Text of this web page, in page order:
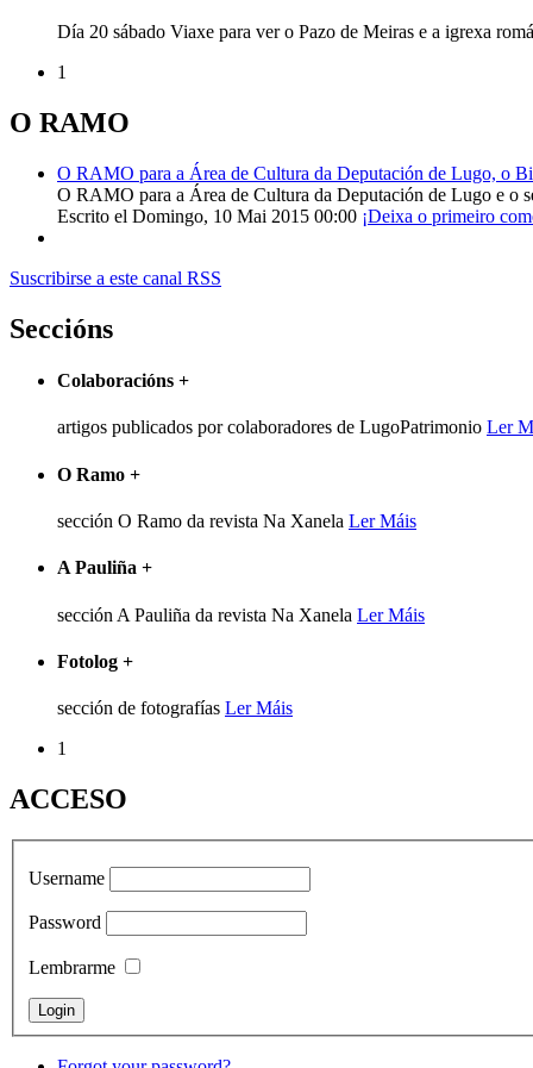
Día 20 sábado Viaxe para ver o Pazo de Meiras e a igrexa
1
O RAMO
O RAMO para a Área de Cultura da Deputación de Lugo, o
O RAMO para a Área de Cultura da Deputación de Lugo e o
Escrito el Domingo, 10 Mai 2015 00:00 ¡Deixa o primeiro
Suscribirse a este canal RSS
Seccións
Colaboracións +
artigos publicados por colaboradores de LugoPatrimonio Ler
O Ramo +
sección O Ramo da revista Na Xanela Ler Máis
A Pauliña +
sección A Pauliña da revista Na Xanela Ler Máis
Fotolog +
sección de fotografías Ler Máis
1
ACCESO
Username
Password
Lembrarme